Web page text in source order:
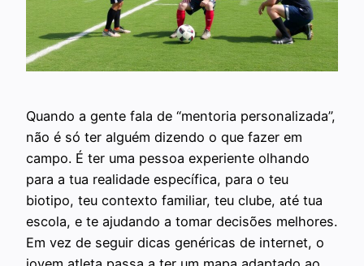
Quando a gente fala de “mentoria personalizada”,
não é só ter alguém dizendo o que fazer em
campo. É ter uma pessoa experiente olhando
para a tua realidade específica, para o teu
biotipo, teu contexto familiar, teu clube, até tua
escola, e te ajudando a tomar decisões melhores.
Em vez de seguir dicas genéricas de internet, o